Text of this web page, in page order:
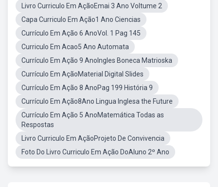
Livro Curriculo Em AçãoEmai 3 Ano Voltume 2
Capa Curriculo Em Ação1 Ano Ciencias
Currículo Em Ação 6 AnoVol. 1 Pag 145
Curriculo Em Acao5 Ano Automata
Currículo Em Ação 9 AnoIngles Boneca Matrioska
Currículo Em AçãoMaterial Digital Slides
Currículo Em Ação 8 AnoPag 199 História 9
Currículo Em Ação8Ano Lingua Inglesa the Future
Currículo Em Ação 5 AnoMatemática Todas as
Respostas
Livro Curriculo Em AçãoProjeto De Convivencia
Foto Do Livro Curriculo Em Ação DoAluno 2º Ano